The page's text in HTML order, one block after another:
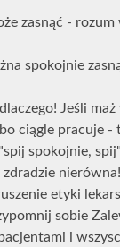
zasnąć -
spokojnie
Jeśli
ciągle pracuje -
spokojnie,
etyki
sobie
i